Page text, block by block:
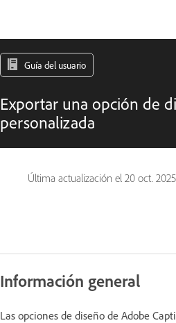
Guía del usuario
Exportar una opción de
personalizada
Última actualización el 20 oct. 2025
Información general
Las opciones de diseño de Adobe